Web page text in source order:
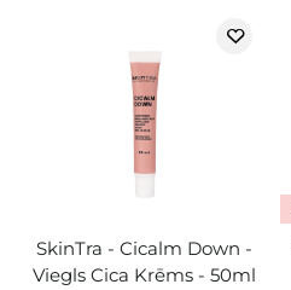
SkinTra - Cicalm Down -
Viegls Cica Krēms - 50ml